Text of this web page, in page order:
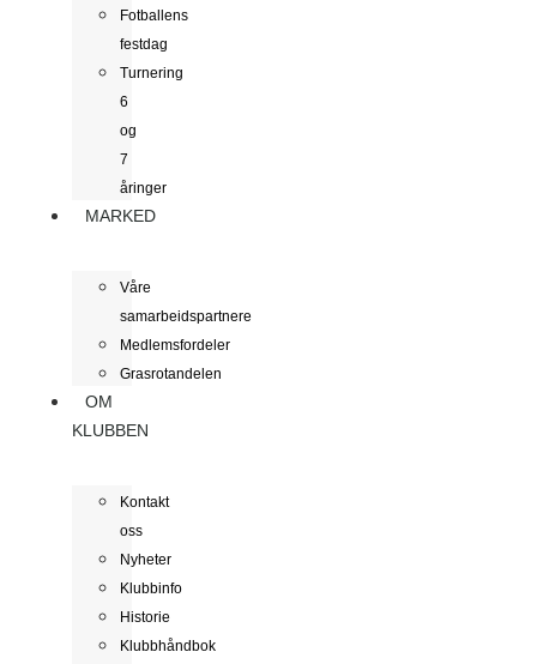
Fotballens
festdag
Turnering
6
og
7
åringer
MARKED
Våre
samarbeidspartnere
Medlemsfordeler
Grasrotandelen
OM
KLUBBEN
Kontakt
oss
Nyheter
Klubbinfo
Historie
Klubbhåndbok